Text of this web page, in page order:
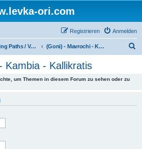
ori.com
Anmelden
Registrieren
Connecting Paths / Verbindungswege (Goni) - Mavrochi - Kambia - Kallikratis
Kambia - Kallikratis
um Themen in diesem Forum zu sehen oder zu